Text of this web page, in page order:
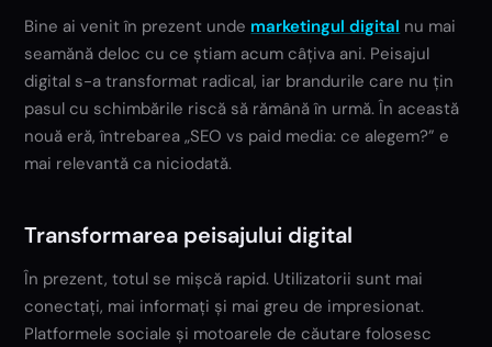
Bine ai venit în prezent unde marketingul digital nu mai
seamănă deloc cu ce știam acum câțiva ani. Peisajul
digital s-a transformat radical, iar brandurile care nu țin
pasul cu schimbările riscă să rămână în urmă. În această
nouă eră, întrebarea „SEO vs paid media: ce alegem?” e
mai relevantă ca niciodată.
Transformarea peisajului digital
În prezent, totul se mișcă rapid. Utilizatorii sunt mai
conectați, mai informați și mai greu de impresionat.
Platformele sociale și motoarele de căutare folosesc